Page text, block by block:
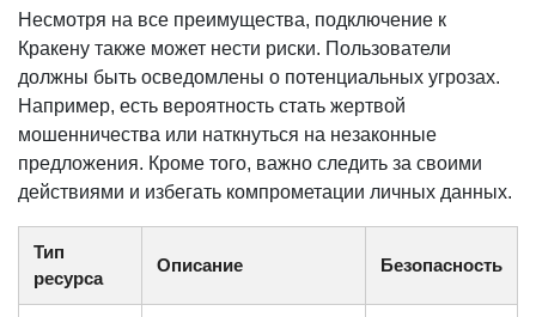
Несмотря на все преимущества, подключение к
Кракену также может нести риски. Пользователи
должны быть осведомлены о потенциальных угрозах.
Например, есть вероятность стать жертвой
мошенничества или наткнуться на незаконные
предложения. Кроме того, важно следить за своими
действиями и избегать компрометации личных данных.
Тип
ресурса
Описание Безопасность